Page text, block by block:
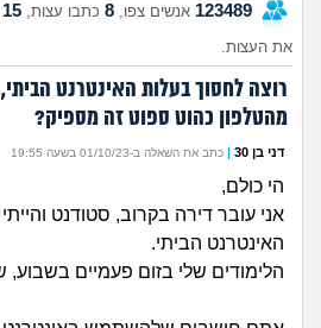
מה
123489 אנשים צפו, 8 כתבו עצות, 15
את העצות.
רוצה לחסוך בעלות האינטרנט
מהטלפון כהוט ספוט זה מספיק?
דני בן 30 | כתב את השאלה ב-01/10/23 בשעה 19:55
הי כולם,
אני עובר דירה בקרוב, סטודנט
האינטרנט הביתי.
הלימודים שלי בזום פעמיים בשבוע, שיעור